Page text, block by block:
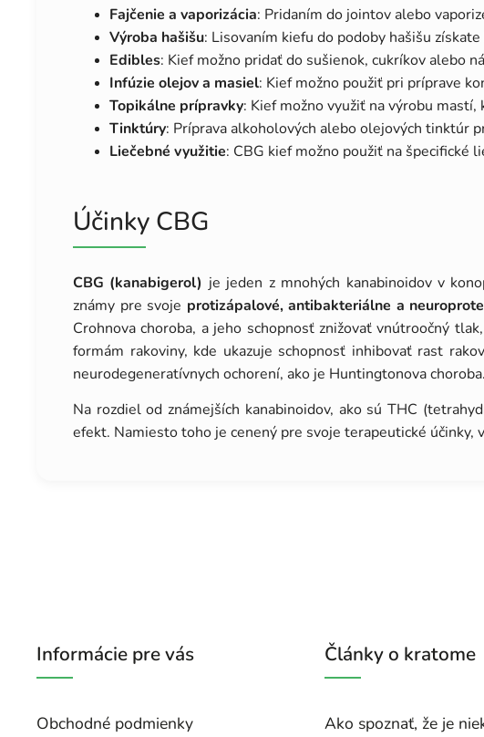
Fajčenie a vaporizácia: Pridaním do jointov alebo
Výroba hašišu: Lisovaním kiefu do podoby hašišu
Edibles: Kief možno pridať do sušienok, cukríkov alebo
Infúzie olejov a masiel: Kief možno použiť pri príprave
Topikálne prípravky: Kief možno využiť na výrobu
Tinktúry: Príprava alkoholových alebo olejových tinktúr
Liečebné využitie: CBG kief možno použiť na špecifické
Účinky CBG
CBG (kanabigerol) je jeden z mnohých kanabinoidov v
známy pre svoje protizápalové, antibakteriálne a
Crohnova choroba, a jeho schopnosť znižovať vnútroočný
formám rakoviny, kde ukazuje schopnosť inhibovať rast
neurodegeneratívnych ochorení, ako je Huntingtonova choroba.
Na rozdiel od známejších kanabinoidov, ako sú THC
efekt. Namiesto toho je cenený pre svoje terapeutické účinky,
Informácie pre vás
Obchodné podmienky
Články o kratome
Ako spoznať, že je